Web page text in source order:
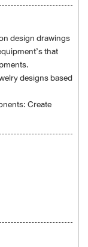
design drawings
that
designs based
Create